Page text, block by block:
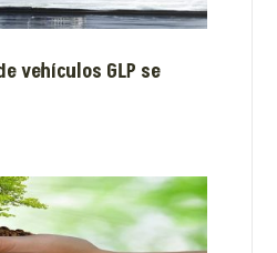
vehículos GLP se